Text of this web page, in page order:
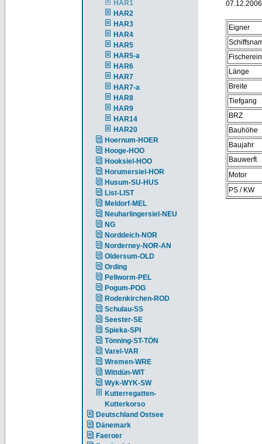
HAR1
HAR2
HAR3
HAR4
HAR5
HAR5-a
HAR6
HAR7
HAR7-a
HAR8
HAR9
HAR14
HAR20
Hoernum-HOER
Hooge-HOO
Hooksiel-HOO
Horumersiel-HOR
Husum-SU-HUS
List-LIST
Meldorf-MEL
Neuharlingersiel-NEU
NG
Norddeich-NOR
Norderney-NOR-AN
Oldersum-OLD
Ording
Pellworm-PEL
Pogum-POG
Rodenkirchen-ROD
Schulau-SS
Seester-SE
Spieka-SPI
Tönning-ST-TÖN
Varel-VAR
Wremen-WRE
Wittdün-WIT
Wyk-WYK-SW
Kutterregatten-
Kutterkorso
Deutschland Ostsee
Dänemark
Faeroer
Eigner
Länge
Breite
Tiefgang
BRZ
Bauhöhe
Baujahr
Bauwerft
Motor
PS / KW